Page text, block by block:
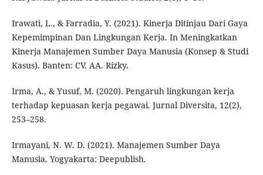
Irawati, L., & Farradia, Y. (2021). Kinerja Ditinjau Dari Gaya
Kepemimpinan Dan Lingkungan Kerja. In Meningkatkan
Kinerja Manajemen Sumber Daya Manusia (Konsep & Studi
Kasus). Banten: CV. AA. Rizky.
Irma, A., & Yusuf, M. (2020). Pengaruh lingkungan kerja
terhadap kepuasan kerja pegawai. Jurnal Diversita, 12(2),
253–258.
Irmayani, N. W. D. (2021). Manajemen Sumber Daya
Manusia. Yogyakarta: Deepublish.